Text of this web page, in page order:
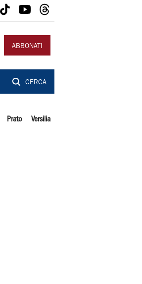
ABBONATI
CERCA
Prato Versilia